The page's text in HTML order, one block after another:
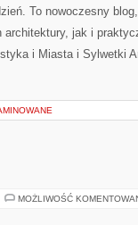
To nowoczesny
jak i
i Miasta i Sylwetki
MOŻLIWOŚĆ